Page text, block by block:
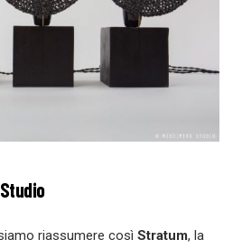
riassumere così Stratum, la